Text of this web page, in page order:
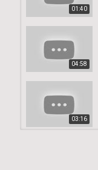
01:40
04:58
03:16